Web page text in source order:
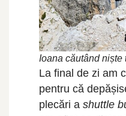
Ioana căutând niște
La final de zi am
pentru că
plecări a shuttle